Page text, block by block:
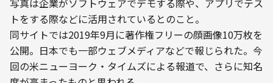
写真は企業がソフトウェアでデモする際や、アプリでテス
トをする際などに活用されているとのこと。
同サイトでは2019年9月に著作権フリーの顔画像10万枚を
公開。日本でも一部ウェブメディアなどで報じられた。今
回の米ニューヨーク・タイムズによる報道で、さらに知名